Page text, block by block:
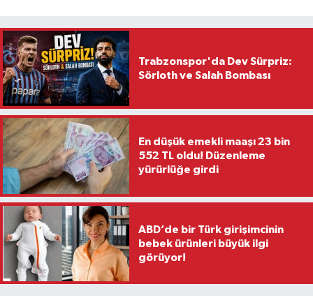
Trabzonspor'da Dev Sürpriz:
Sörloth ve Salah Bombası
En düşük emekli maaşı 23 bin
552 TL oldu! Düzenleme
yürürlüğe girdi
ABD’de bir Türk girişimcinin
bebek ürünleri büyük ilgi
görüyor!